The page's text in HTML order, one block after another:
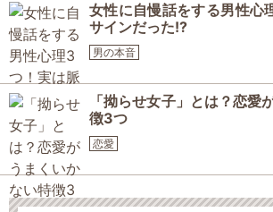
女性に自慢話をする男性心
サインだった!?
男の本音
「拗らせ女子」とは？恋愛
徴3つ
恋愛